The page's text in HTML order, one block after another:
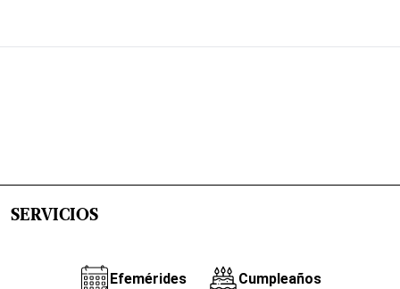
SERVICIOS
Efemérides Cumpleaños